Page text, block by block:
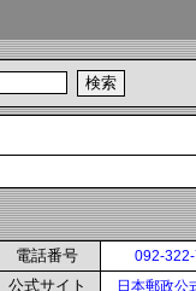
電話番号 092-
公式サイト 日本郵政公